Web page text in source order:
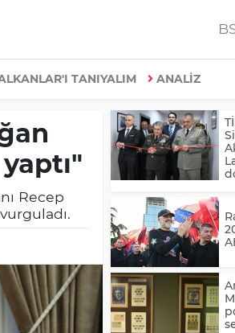
TANIYALIM ANALİZ
Recep